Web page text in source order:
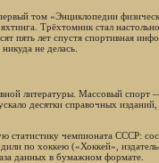
том «Энциклопедии
Трёхтомник стал
пять лет спустя спортивная
не делась.
литературы. Массовый спорт
десятки справочных
чемпионата СССР:
по хоккею («Хоккей»,
данных в бумажном формате.